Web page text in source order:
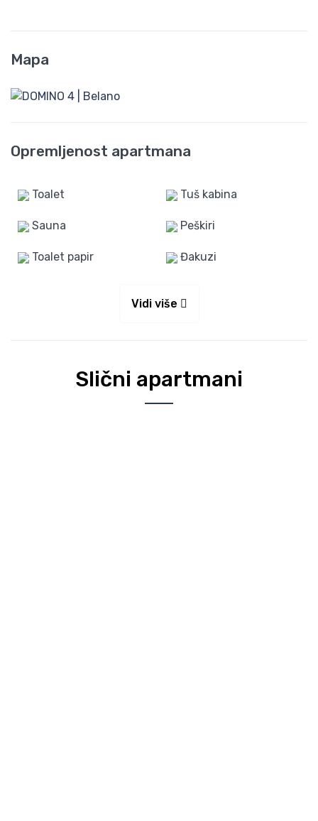
Mapa
Opremljenost apartmana
Toalet Tuš kabina
Sauna Peškiri
Toalet papir Đakuzi
Vidi više
Slični apartmani